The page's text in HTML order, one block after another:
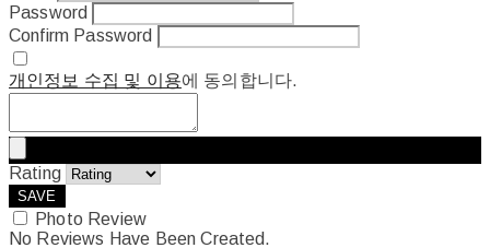
Password
Confirm Password
개인정보 수집 및 이용에 동의합니다.
Rating
SAVE
Photo Review
No Reviews Have Been Created.